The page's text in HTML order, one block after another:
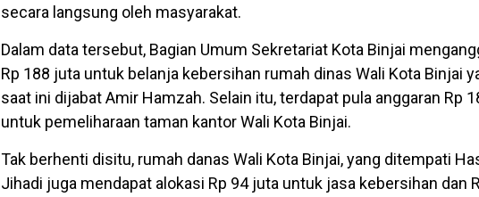
secara langsung oleh masyarakat.
Dalam data tersebut, Bagian Umum Sekretariat Kota Binjai
Rp 188 juta untuk belanja kebersihan rumah dinas Wali Kota Binjai
saat ini dijabat Amir Hamzah. Selain itu, terdapat pula anggaran Rp
untuk pemeliharaan taman kantor Wali Kota Binjai.
Tak berhenti disitu, rumah danas Wali Kota Binjai, yang ditempati
Jihadi juga mendapat alokasi Rp 94 juta untuk jasa kebersihan dan